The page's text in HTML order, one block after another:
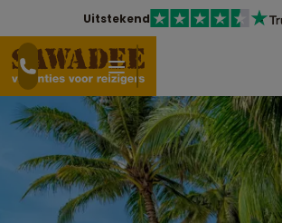
Uitstekend